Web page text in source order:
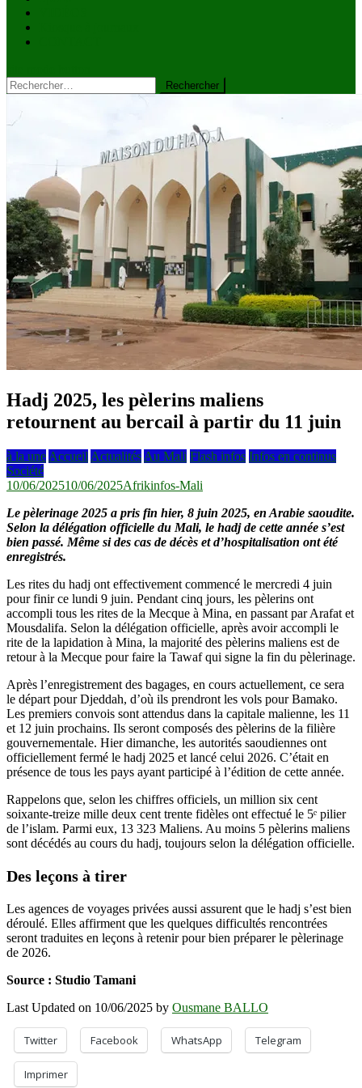
Rechercher :
Hadj 2025, les pèlerins maliens
retournent au bercail à partir du 11 juin
à la une Accueil Actualités Au Mali Flash infos Infos en continus
Société
10/06/202510/06/2025Afrikinfos-Mali
Le pèlerinage 2025 a pris fin hier, 8 juin 2025, en Arabie saoudite.
Selon la délégation officielle du Mali, le hadj de cette année s’est
bien passé. Même si des cas de décès et d’hospitalisation ont été
enregistrés.
Les rites du hadj ont effectivement commencé le mercredi 4 juin
pour finir ce lundi 9 juin. Pendant cinq jours, les pèlerins ont
accompli tous les rites de la Mecque à Mina, en passant par Arafat et
Mousdalifa. Selon la délégation officielle, après avoir accompli le
rite de la lapidation à Mina, la majorité des pèlerins maliens est de
retour à la Mecque pour faire la Tawaf qui signe la fin du pèlerinage.
Après l’enregistrement des bagages, en cours actuellement, ce sera
le départ pour Djeddah, d’où ils prendront les vols pour Bamako.
Les premiers convois sont attendus dans la capitale malienne, les 11
et 12 juin prochains. Ils seront composés des pèlerins de la filière
gouvernementale. Hier dimanche, les autorités saoudiennes ont
officiellement fermé le hadj 2025 et lancé celui 2026. C’était en
présence de tous les pays ayant participé à l’édition de cette année.
Rappelons que, selon les chiffres officiels, un million six cent
soixante-treize mille deux cent trente fidèles ont effectué le 5ᵉ pilier
de l’islam. Parmi eux, 13 323 Maliens. Au moins 5 pèlerins maliens
sont décédés au cours du hadj, toujours selon la délégation officielle.
Des leçons à tirer
Les agences de voyages privées aussi assurent que le hadj s’est bien
déroulé. Elles affirment que les quelques difficultés rencontrées
seront traduites en leçons à retenir pour bien préparer le pèlerinage
de 2026.
Source : Studio Tamani
Last Updated on 10/06/2025 by Ousmane BALLO
Twitter Facebook WhatsApp Telegram
Imprimer